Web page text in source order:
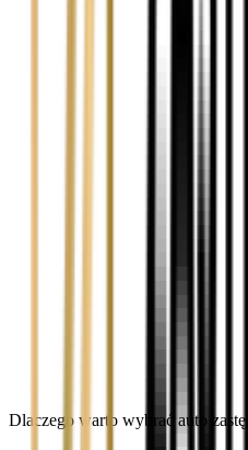
Dlaczego warto wybrać auto